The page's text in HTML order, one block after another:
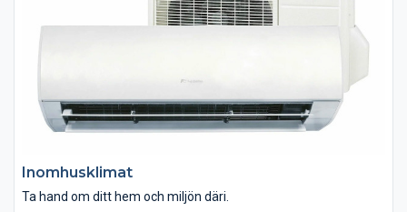
Inomhusklimat
Ta hand om ditt hem och miljön däri.